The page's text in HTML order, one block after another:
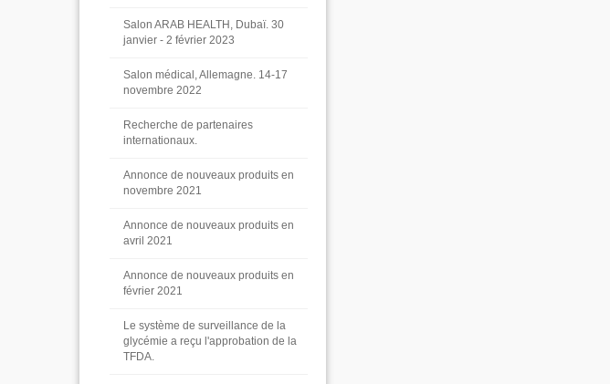
Salon ARAB HEALTH, Dubaï. 30
janvier - 2 février 2023
Salon médical, Allemagne. 14-17
novembre 2022
Recherche de partenaires
internationaux.
Annonce de nouveaux produits en
novembre 2021
Annonce de nouveaux produits en
avril 2021
Annonce de nouveaux produits en
février 2021
Le système de surveillance de la
glycémie a reçu l'approbation de la
TFDA.